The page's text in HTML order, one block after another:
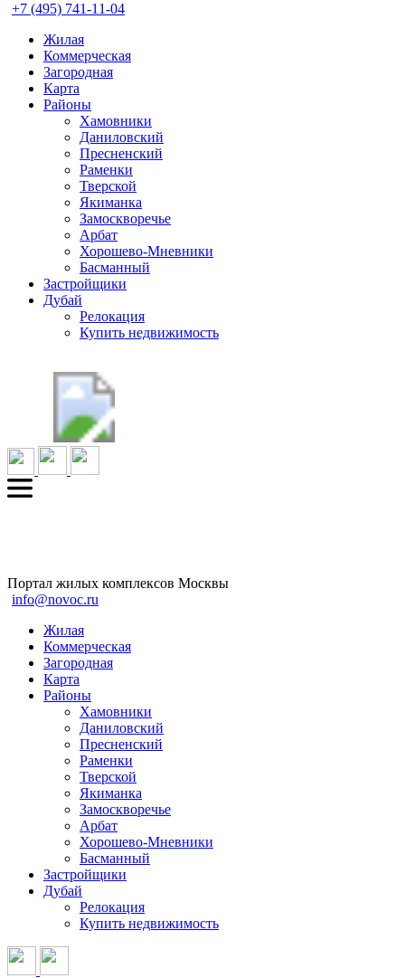
+7 (495) 741-11-04
Жилая
Коммерческая
Загородная
Карта
Районы
Хамовники
Даниловский
Пресненский
Раменки
Тверской
Якиманка
Замоскворечье
Арбат
Хорошево-Мневники
Басманный
Застройщики
Дубай
Релокация
Купить недвижимость
Портал жилых комплексов Москвы
info@novoc.ru
Жилая
Коммерческая
Загородная
Карта
Районы
Хамовники
Даниловский
Пресненский
Раменки
Тверской
Якиманка
Замоскворечье
Арбат
Хорошево-Мневники
Басманный
Застройщики
Дубай
Релокация
Купить недвижимость